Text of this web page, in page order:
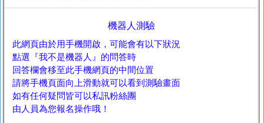
機器人測驗
此網頁由於用手機開啟，可能會有以下狀況
點選『我不是機器人』的問答時
回答欄會移至此手機網頁的中間位置
請將手機頁面向上滑動就可以看到測驗畫面
如有任何疑問皆可以私訊粉絲團
由人員為您報名操作哦！